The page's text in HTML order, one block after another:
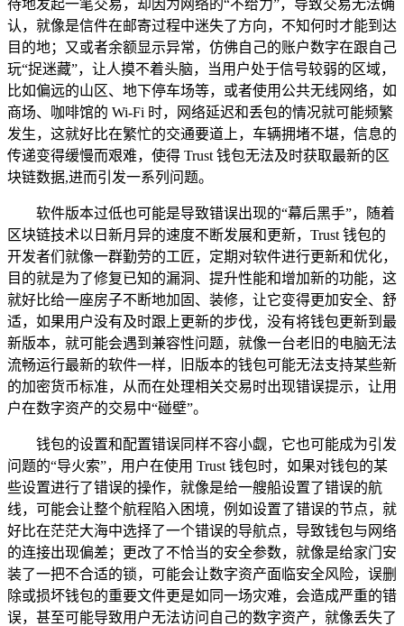
待地发起一笔交易，却因为网络的“不给力”，导致交易无法确
认，就像是信件在邮寄过程中迷失了方向，不知何时才能到达
目的地；又或者余额显示异常，仿佛自己的账户数字在跟自己
玩“捉迷藏”，让人摸不着头脑，当用户处于信号较弱的区域，
比如偏远的山区、地下停车场等，或者使用公共无线网络，如
商场、咖啡馆的 Wi-Fi 时，网络延迟和丢包的情况就可能频繁
发生，这就好比在繁忙的交通要道上，车辆拥堵不堪，信息的
传递变得缓慢而艰难，使得 Trust 钱包无法及时获取最新的区
块链数据,进而引发一系列问题。
软件版本过低也可能是导致错误出现的“幕后黑手”，随着
区块链技术以日新月异的速度不断发展和更新，Trust 钱包的
开发者们就像一群勤劳的工匠，定期对软件进行更新和优化，
目的就是为了修复已知的漏洞、提升性能和增加新的功能，这
就好比给一座房子不断地加固、装修，让它变得更加安全、舒
适，如果用户没有及时跟上更新的步伐，没有将钱包更新到最
新版本，就可能会遇到兼容性问题，就像一台老旧的电脑无法
流畅运行最新的软件一样，旧版本的钱包可能无法支持某些新
的加密货币标准，从而在处理相关交易时出现错误提示，让用
户在数字资产的交易中“碰壁”。
钱包的设置和配置错误同样不容小觑，它也可能成为引发
问题的“导火索”，用户在使用 Trust 钱包时，如果对钱包的某
些设置进行了错误的操作，就像是给一艘船设置了错误的航
线，可能会让整个航程陷入困境，例如设置了错误的节点，就
好比在茫茫大海中选择了一个错误的导航点，导致钱包与网络
的连接出现偏差；更改了不恰当的安全参数，就像是给家门安
装了一把不合适的锁，可能会让数字资产面临安全风险，误删
除或损坏钱包的重要文件更是如同一场灾难，会造成严重的错
误，甚至可能导致用户无法访问自己的数字资产，就像丢失了